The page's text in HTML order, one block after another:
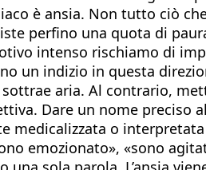
è ansia. Non tutto ciò
perfino una quota di
intenso rischiamo di
un indizio in questa
sottrae aria. Al contrario,
Dare un nome preciso
medicalizzata o
emozionato», «sono